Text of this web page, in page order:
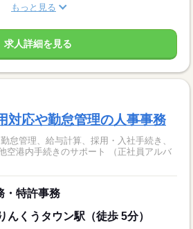
もっと見る
求人詳細を見る
対応や勤怠管理の人事事務
怠管理、給与計算、採用・入社手続き、
空港内手続きのサポート （正社員アルバ
・特許事務
んくうタウン駅（徒歩 5分）